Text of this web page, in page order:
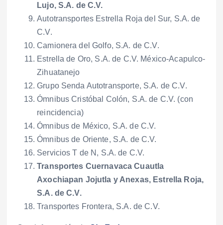
Lujo, S.A. de C.V.
Autotransportes Estrella Roja del Sur, S.A. de
C.V.
Camionera del Golfo, S.A. de C.V.
Estrella de Oro, S.A. de C.V. México-Acapulco-
Zihuatanejo
Grupo Senda Autotransporte, S.A. de C.V.
Ómnibus Cristóbal Colón, S.A. de C.V. (con
reincidencia)
Ómnibus de México, S.A. de C.V.
Ómnibus de Oriente, S.A. de C.V.
Servicios T de N, S.A. de C.V.
Transportes Cuernavaca Cuautla
Axochiapan Jojutla y Anexas, Estrella Roja,
S.A. de C.V.
Transportes Frontera, S.A. de C.V.